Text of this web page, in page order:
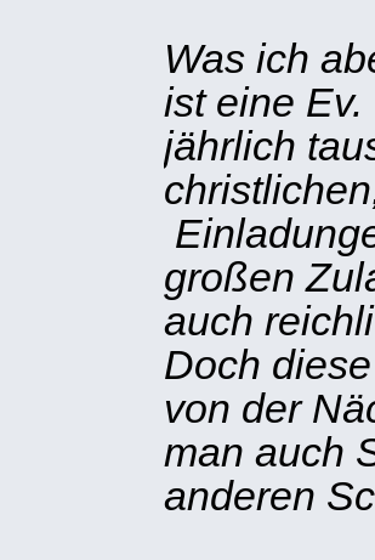
Was ich
ist eine
jährlich
großen
auch
Doch
von der
man auch
anderen